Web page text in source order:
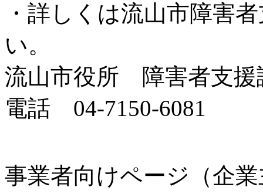
・詳しくは流山市障害
い。
流山市役所 障害者支援
電話 04-7150-6081
事業者向けページ（企